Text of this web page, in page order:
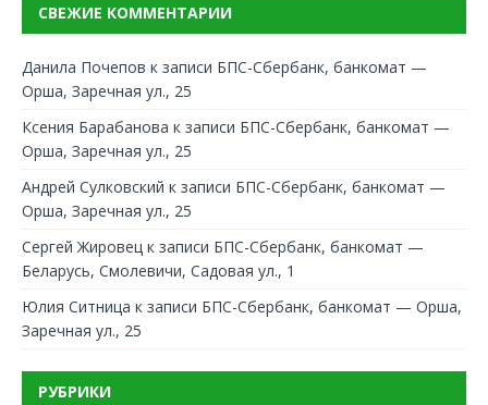
СВЕЖИЕ КОММЕНТАРИИ
Данила Почепов к записи БПС-Сбербанк, банкомат —
Орша, Заречная ул., 25
Ксения Барабанова к записи БПС-Сбербанк, банкомат —
Орша, Заречная ул., 25
Андрей Сулковский к записи БПС-Сбербанк, банкомат —
Орша, Заречная ул., 25
Сергей Жировец к записи БПС-Сбербанк, банкомат —
Беларусь, Смолевичи, Садовая ул., 1
Юлия Ситница к записи БПС-Сбербанк, банкомат — Орша,
Заречная ул., 25
РУБРИКИ